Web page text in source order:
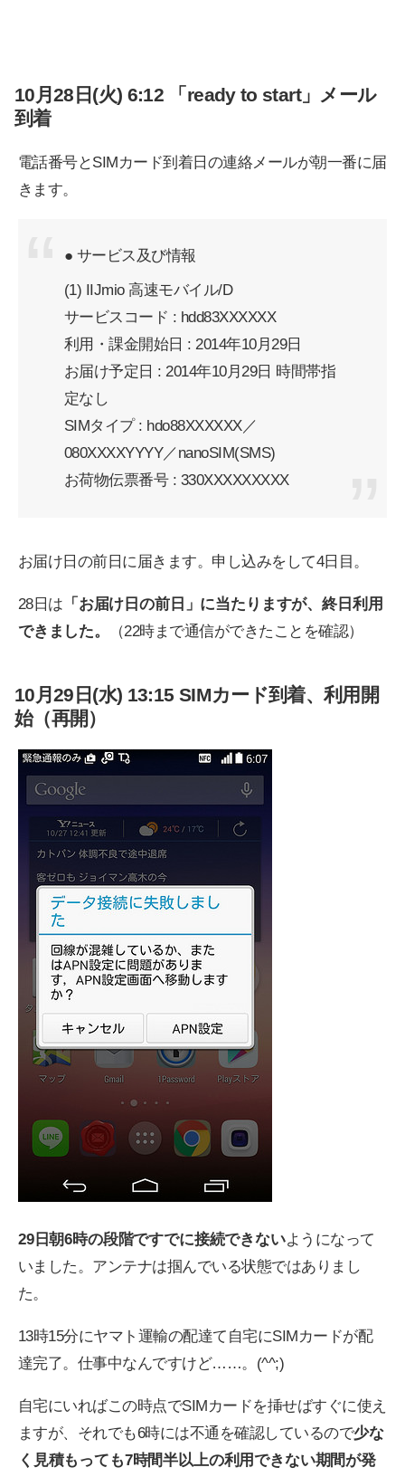
10月28日(火) 6:12 「ready to start」メール
到着
電話番号とSIMカード到着日の連絡メールが朝一番に届
きます。
● サービス及び情報
(1) IIJmio 高速モバイル/D
サービスコード : hdd83XXXXXX
利用・課金開始日 : 2014年10月29日
お届け予定日 : 2014年10月29日 時間帯指
定なし
SIMタイプ : hdo88XXXXXX／
080XXXXYYYY／nanoSIM(SMS)
お荷物伝票番号 : 330XXXXXXXXX
お届け日の前日に届きます。申し込みをして4日目。
28日は 「お届け日の前日」に当たりますが、終日利用
できました。
（22時まで通信ができたことを確認）
10月29日(水) 13:15 SIMカード到着、利用開
始（再開）
29日朝6時の段階ですでに接続できないようになって
いました。アンテナは掴んでいる状態ではありまし
た。
13時15分にヤマト運輸の配達て自宅にSIMカードが配
達完了。仕事中なんですけど……。(^^;)
自宅にいればこの時点でSIMカードを挿せばすぐに使え
ますが、それでも6時には不通を確認しているので少な
く見積もっても7時間半以上の利用できない期間が発